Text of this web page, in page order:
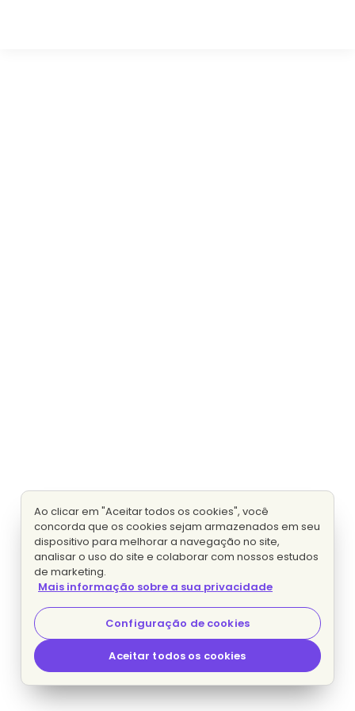
Ao clicar em "Aceitar todos os cookies", você
concorda que os cookies sejam armazenados em seu
dispositivo para melhorar a navegação no site,
analisar o uso do site e colaborar com nossos estudos
de marketing.
Mais informação sobre a sua privacidade
Configuração de cookies
Aceitar todos os cookies